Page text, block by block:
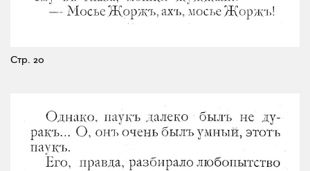
Стр. 20